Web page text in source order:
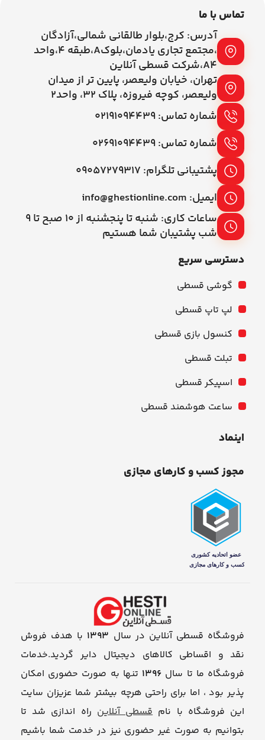
تماس با ما
آدرس: کرج،بلوار طالقانی شمالی،آزادگان
،مجتمع تجاری یادمان،بلوکA،طبقه ۴،واحد
A4،شرکت قسطی آنلاین
تهران، خیابان ولیعصر، پایین تر از میدان
ولیعصر، کوچه فیروزه، پلاک 32، واحد2
شماره تماس: ۰۲۱۹۱۰۹۴۴۳۹
شماره تماس: ۰۲۶۹۱۰۹۴۴۳۹
پشتیبانی تلگرام: ۰۹۰۵۷۲۷۹۳۱۷
ایمیل: info@ghestionline.com
ساعات کاری: شنبه تا پنجشنبه از ۱۰ صبح تا ۹
شب پشتیبان شما هستیم
دسترسی سریع
گوشی قسطی
لپ تاپ قسطی
کنسول بازی قسطی
تبلت قسطی
اسپیکر قسطی
ساعت هوشمند قسطی
اینماد
مجوز کسب و کارهای مجازی
فروشگاه قسطی آنلاین در سال 1393 با هدف فروش
نقد و اقساطی کالاهای دیجیتال دایر گردید.خدمات
فروشگاه ما تا سال 1396 تنها به صورت حضوری امکان
پذیر بود ، اما برای راحتی هرچه بیشتر شما عزیزان سایت
این فروشگاه با نامقسطی آنلاین راه اندازی شد تا
بتوانیم به صورت غیر حضوری نیز در خدمت شما باشیم